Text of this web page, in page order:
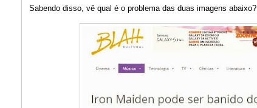
Sabendo disso, vê qual é o problema das duas imagens abaixo?